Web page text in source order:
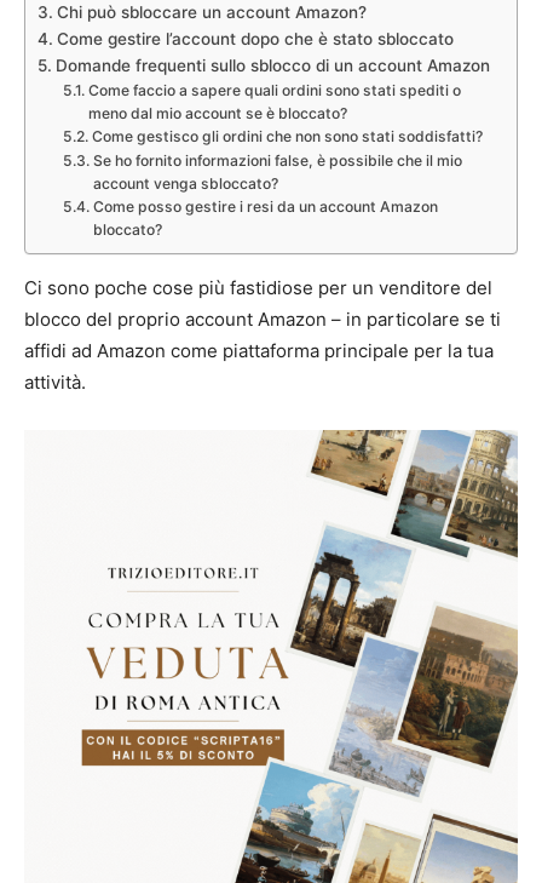
Chi può sbloccare un account Amazon?
Come gestire l’account dopo che è stato sbloccato
Domande frequenti sullo sblocco di un account Amazon
Come faccio a sapere quali ordini sono stati spediti o
meno dal mio account se è bloccato?
Come gestisco gli ordini che non sono stati soddisfatti?
Se ho fornito informazioni false, è possibile che il mio
account venga sbloccato?
Come posso gestire i resi da un account Amazon
bloccato?
Ci sono poche cose più fastidiose per un venditore del
blocco del proprio account Amazon – in particolare se ti
affidi ad Amazon come piattaforma principale per la tua
attività.